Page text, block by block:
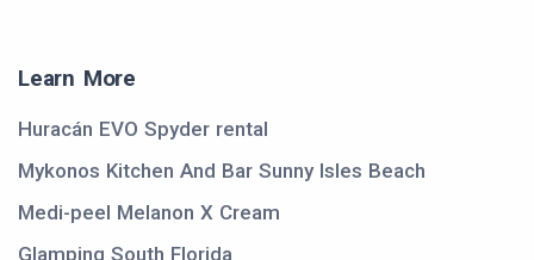
Learn More
Huracán EVO Spyder rental
Mykonos Kitchen And Bar Sunny Isles Beach
Medi-peel Melanon X Cream
Glamping South Florida